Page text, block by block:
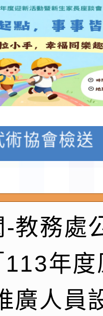
民中學各
定事宜
術協會檢送
盃決賽暨國
明用，防疫
件活動
教案入校路
教師研習
日(星期六
祈福系列
」
華大學辦理
-教務處
113年度
廣人員